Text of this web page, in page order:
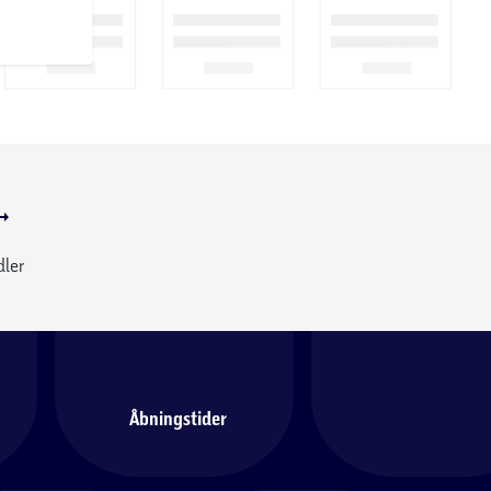
Åbningstider